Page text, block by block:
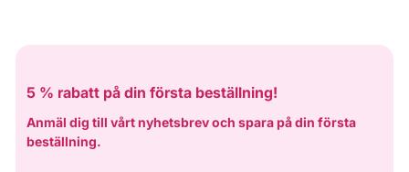
5 % rabatt på din första beställning!
Anmäl dig till vårt nyhetsbrev och spara på din första
beställning.